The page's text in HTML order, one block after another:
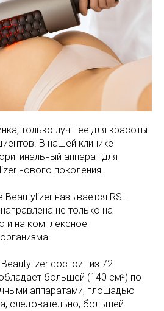
только лучшее для красоты
В нашей клинике
аппарат для
нового поколения.
Beautylizer называется RSL-
не только на
и на комплексное
состоит из 72
большей (140 см²) по
аппаратами, площадью
следовательно, большей